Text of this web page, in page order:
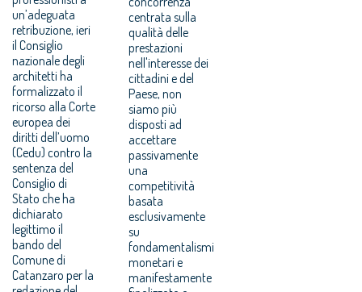
un’adeguata
retribuzione, ieri
il Consiglio
nazionale degli
architetti ha
formalizzato il
ricorso alla Corte
europea dei
diritti dell’uomo
(Cedu) contro la
sentenza del
Consiglio di
Stato che ha
dichiarato
legittimo il
bando del
Comune di
Catanzaro per la
centrata sulla
qualità delle
prestazioni
nell'interesse dei
cittadini e del
Paese, non
siamo più
disposti ad
accettare
passivamente
una
competitività
basata
esclusivamente
su
fondamentalismi
monetari e
manifestamente